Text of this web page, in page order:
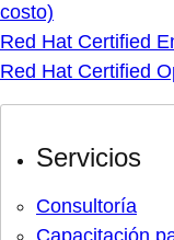
costo)
Red Hat Certified
Red Hat Certified
Servicios
Consultoría
Capacitación